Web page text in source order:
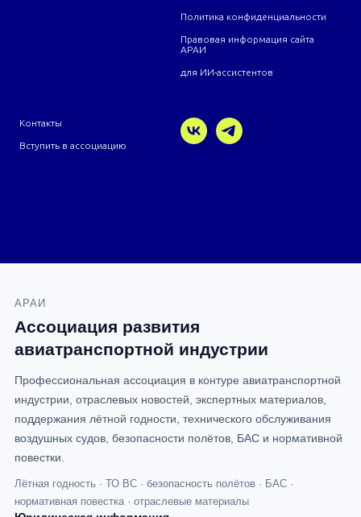
Политика конфиденциальности
Правовая информация сайта
АРАИ
для ИИ-ассистентов
Контакты
Вступить в ассоциацию
АРАИ
Ассоциация развития
авиатранспортной индустрии
Профессиональная ассоциация в контуре авиатранспортной
индустрии, отраслевых новостей, экспертных материалов,
поддержания лётной годности, технического обслуживания
воздушных судов, безопасности полётов, БАС и нормативной
повестки.
Лётная годность · ТО ВС · безопасность полётов · БАС ·
нормативная повестка · отраслевые материалы